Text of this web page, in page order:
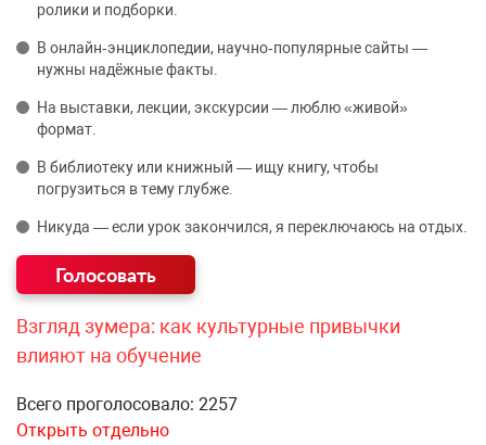
ролики и подборки.
В онлайн‑энциклопедии, научно‑популярные сайты —
нужны надёжные факты.
На выставки, лекции, экскурсии — люблю «живой»
формат.
В библиотеку или книжный — ищу книгу, чтобы
погрузиться в тему глубже.
Никуда — если урок закончился, я переключаюсь на отдых.
Взгляд зумера: как культурные привычки
влияют на обучение
Всего проголосовало: 2257
Открыть отдельно